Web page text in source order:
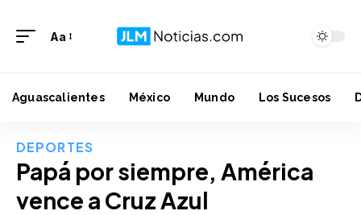
Aa
Aguascalientes México Mundo Los Sucesos
DEPORTES
Papá por siempre, América
vence a Cruz Azul